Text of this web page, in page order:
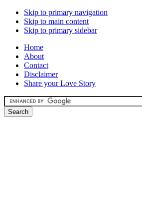
Skip to primary navigation
Skip to main content
Skip to primary sidebar
Home
About
Contact
Disclaimer
Share your Love Story